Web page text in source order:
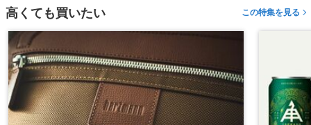
高くても買いたい この特集を見る